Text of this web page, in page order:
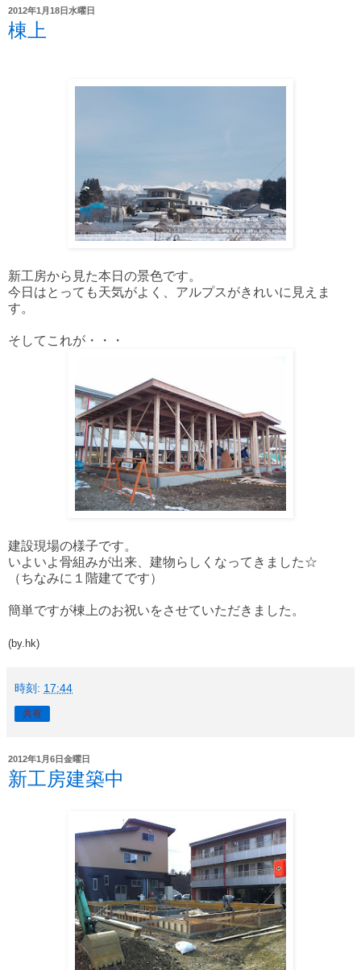
2012年1月18日水曜日
棟上
新工房から見た本日の景色です。
今日はとっても天気がよく、アルプスがきれいに見えま
す。
そしてこれが・・・
建設現場の様子です。
いよいよ骨組みが出来、建物らしくなってきました☆
（ちなみに１階建てです）
簡単ですが棟上のお祝いをさせていただきました。
(by.hk)
時刻: 17:44
共有
2012年1月6日金曜日
新工房建築中